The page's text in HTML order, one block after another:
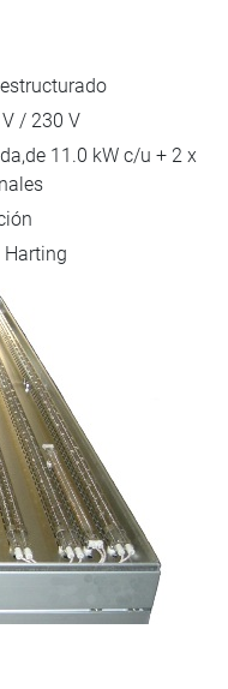
/ 230 V
11.0 kW c/u + 2 x